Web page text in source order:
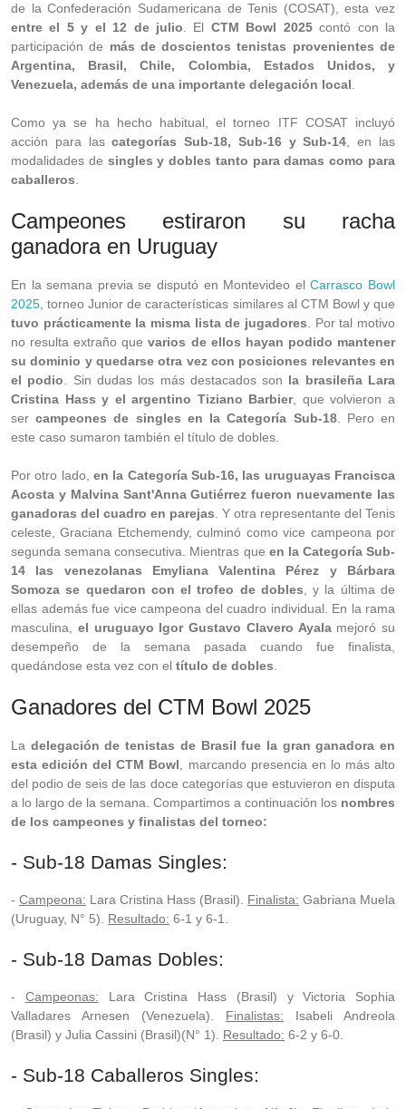
de la Confederación Sudamericana de Tenis (COSAT), esta vez
entre el 5 y el 12 de julio . El CTM Bowl 2025contó con la
participación de más de doscientos tenistas provenientes de
Argentina, Brasil, Chile, Colombia, Estados Unidos, y
Venezuela, además de una importante delegación local
Como ya se ha hecho habitual, el torneo ITF COSAT incluyó
acción para lascategorías Sub-18, Sub-16 y Sub-14 , en las
modalidades de singles y dobles tanto para damas como para
caballeros
Campeones estiraron su racha
ganadora en Uruguay
En la semana previa se disputó en Montevideo elCarrasco Bowl
2025 , torneo Junior de características similares al CTM Bowl y que
tuvo prácticamente la misma lista de jugadores . Por tal motivo
no resulta extraño quevarios de ellos hayan podido mantener
su dominio y quedarse otra vez con posiciones relevantes en
el podio . Sin dudas los más destacados son la brasileña Lara
Cristina Hass y el argentino Tiziano Barbier, que volvieron a
sercampeones de singles en la Categoría Sub-18. Pero en
este caso sumaron también el título de dobles.
Por otro lado, en la Categoría Sub-16, las uruguayas Francisca
Acosta y Malvina Sant'Anna Gutiérrez fueron nuevamente las
ganadoras del cuadro en parejas . Y otra representante del Tenis
celeste, Graciana Etchemendy, culminó como vice campeona por
segunda semana consecutiva. Mientras que en la Categoría Sub-
14 las venezolanas Emyliana Valentina Pérez y Bárbara
Somoza se quedaron con el trofeo de dobles , y la última de
ellas además fue vice campeona del cuadro individual. En la rama
masculina, el uruguayo Igor Gustavo Clavero Ayalamejoró su
desempeño de la semana pasada cuando fue finalista,
quedándose esta vez con el título de dobles
Ganadores del CTM Bowl 2025
La delegación de tenistas de Brasil fue la gran ganadora en
esta edición del CTM Bowl , marcando presencia en lo más alto
del podio de seis de las doce categorías que estuvieron en disputa
a lo largo de la semana. Compartimos a continuación los nombres
de los campeones y finalistas del torneo:
- Sub-18 Damas Singles:
- Campeona: Lara Cristina Hass (Brasil). Finalista: Gabriana Muela
(Uruguay, N° 5). Resultado: 6-1 y 6-1.
- Sub-18 Damas Dobles:
- Campeonas: Lara Cristina Hass (Brasil) y Victoria Sophia
Valladares Arnesen (Venezuela). Finalistas: Isabeli Andreola
(Brasil) y Julia Cassini (Brasil)(N° 1). Resultado: 6-2 y 6-0.
- Sub-18 Caballeros Singles: